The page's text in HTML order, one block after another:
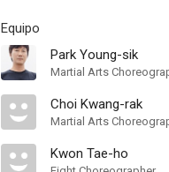
Equipo
Park Young-sik
Martial Arts
Choi Kwang-rak
Martial Arts
Kwon Tae-ho